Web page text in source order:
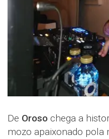
De Oroso chega a
mozo apaixonado pola